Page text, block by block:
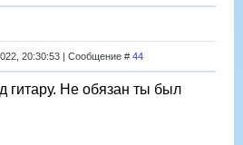
20:30:53 | Сообщение # 44
гитару. Не обязан ты был